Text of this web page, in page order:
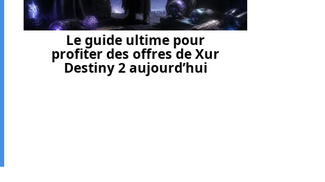
Le guide ultime pour
profiter des offres de Xur
Destiny 2 aujourd’hui